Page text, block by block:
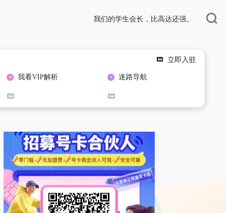
我们的学生会长，比高达还强。
立即入驻
我看VIP解析 迷路导航